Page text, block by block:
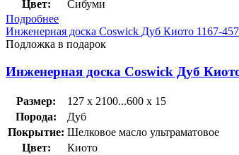
Цвет:
Сибуми
Подробнее
Инженерная доска Coswick Дуб Киото 1167-
Подложка в подарок
Инженерная доска Coswick Дуб
Размер:
127 x 2100...600 x 15
Порода:
Дуб
Покрытие: Шелковое масло ультраматовое
Цвет:
Киото